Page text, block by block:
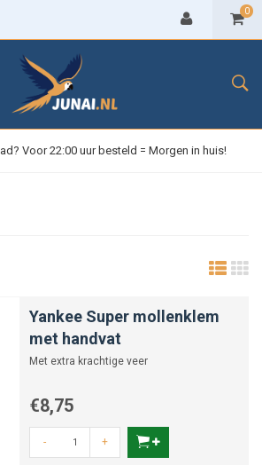
0
Voor 22:00 uur besteld = Morgen in huis!
Yankee Super mollenklem
met handvat
Met extra krachtige veer
€8,75
- +